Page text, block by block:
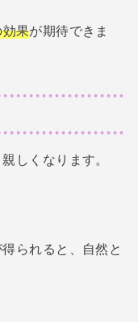
果が期待できま
しくなります。
られると、自然と